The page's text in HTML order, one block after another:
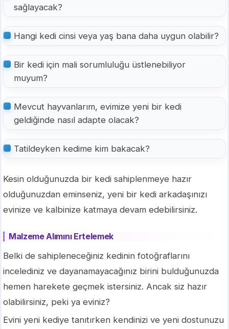
sağlayacak?
Hangi kedi cinsi veya yaş bana daha uygun olabilir?
Bir kedi için mali sorumluluğu üstlenebiliyor
muyum?
Mevcut hayvanlarım, evimize yeni bir kedi
geldiğinde nasıl adapte olacak?
Tatildeyken kedime kim bakacak?
Kesin olduğunuzda bir kedi sahiplenmeye hazır
olduğunuzdan eminseniz, yeni bir kedi arkadaşınızı
evinize ve kalbinize katmaya devam edebilirsiniz.
Malzeme Alımını Ertelemek
Belki de sahipleneceğiniz kedinin fotoğraflarını
incelediniz ve dayanamayacağınız birini bulduğunuzda
hemen harekete geçmek istersiniz. Ancak siz hazır
olabilirsiniz, peki ya eviniz?
Evini yeni kediye tanıtırken kendinizi ve yeni dostunuzu